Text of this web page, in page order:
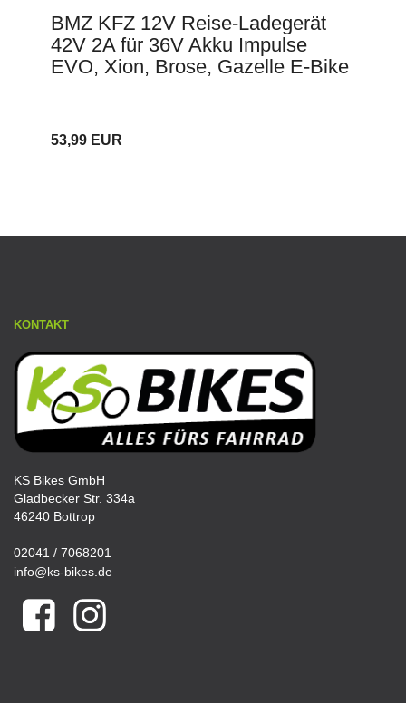
BMZ KFZ 12V Reise-Ladegerät
42V 2A für 36V Akku Impulse
EVO, Xion, Brose, Gazelle E-Bike
53,99 EUR
KONTAKT
KS Bikes GmbH
Gladbecker Str. 334a
46240 Bottrop
02041 / 7068201
info@ks-bikes.de